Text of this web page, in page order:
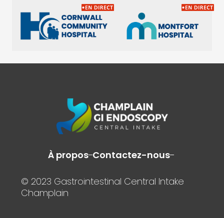
À propos Contactez-nous
© 2023 Gastrointestinal Central Intake
Champlain